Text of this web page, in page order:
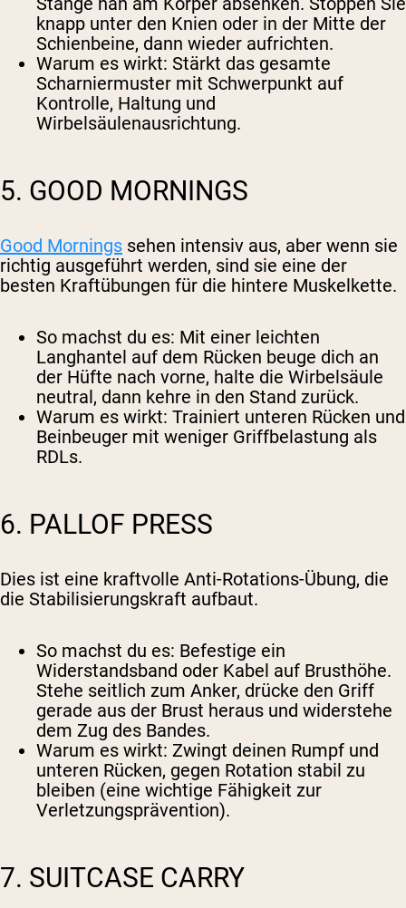
knapp unter den Knien oder in der Mitte der
Schienbeine, dann wieder aufrichten.
Warum es wirkt: Stärkt das gesamte
Scharniermuster mit Schwerpunkt auf
Kontrolle, Haltung und
Wirbelsäulenausrichtung.
5. GOOD MORNINGS
Good Mornings sehen intensiv aus, aber wenn sie
richtig ausgeführt werden, sind sie eine der
besten Kraftübungen für die hintere Muskelkette.
So machst du es: Mit einer leichten
Langhantel auf dem Rücken beuge dich an
der Hüfte nach vorne, halte die Wirbelsäule
neutral, dann kehre in den Stand zurück.
Warum es wirkt: Trainiert unteren Rücken und
Beinbeuger mit weniger Griffbelastung als
RDLs.
6. PALLOF PRESS
Dies ist eine kraftvolle Anti-Rotations-Übung, die
die Stabilisierungskraft aufbaut.
So machst du es: Befestige ein
Widerstandsband oder Kabel auf Brusthöhe.
Stehe seitlich zum Anker, drücke den Griff
gerade aus der Brust heraus und widerstehe
dem Zug des Bandes.
Warum es wirkt: Zwingt deinen Rumpf und
unteren Rücken, gegen Rotation stabil zu
bleiben (eine wichtige Fähigkeit zur
Verletzungsprävention).
7. SUITCASE CARRY